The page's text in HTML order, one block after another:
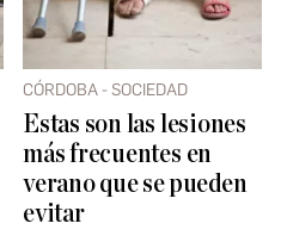
CÓRDOBA - SOCIEDAD
Estas son las lesiones
más frecuentes en
verano que se pueden
evitar